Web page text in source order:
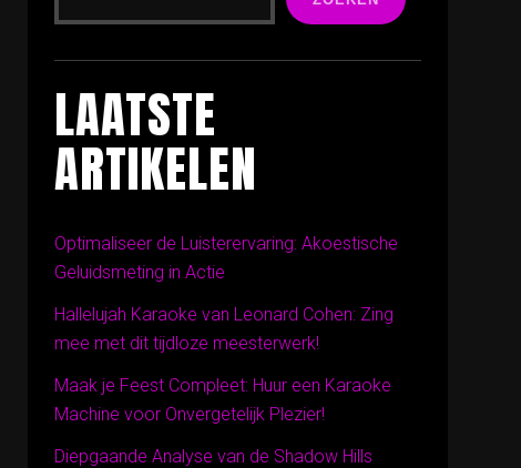
LAATSTE
ARTIKELEN
Optimaliseer de Luisterervaring: Akoestische
Geluidsmeting in Actie
Hallelujah Karaoke van Leonard Cohen: Zing
mee met dit tijdloze meesterwerk!
Maak je Feest Compleet: Huur een Karaoke
Machine voor Onvergetelijk Plezier!
Diepgaande Analyse van de Shadow Hills